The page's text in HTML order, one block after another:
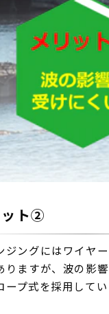
ット②
ジングにはワイヤ
りますが、波の影
ープ式を採用してい